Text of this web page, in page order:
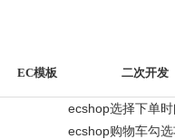
EC模板 二次开发
ecshop选择下单
ecshop购物车勾